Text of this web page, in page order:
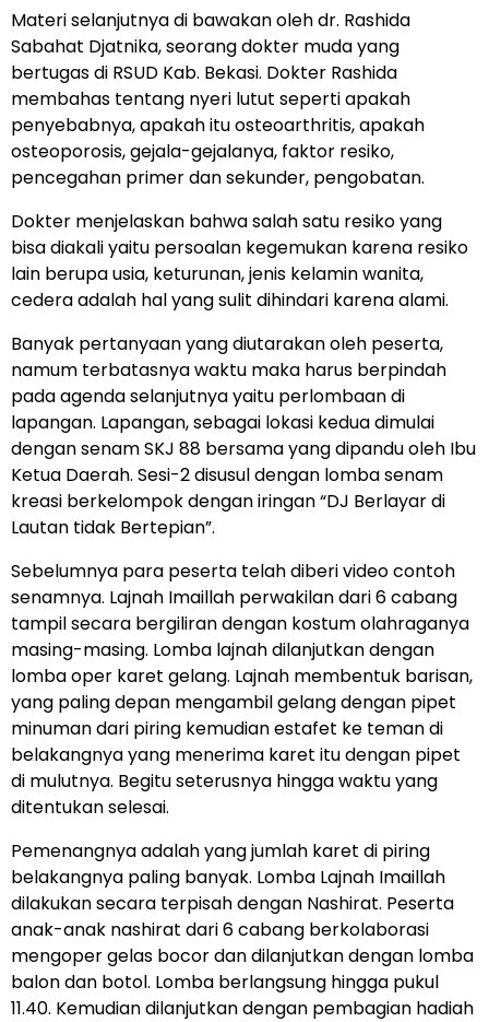
Materi selanjutnya di bawakan oleh dr. Rashida
Sabahat Djatnika, seorang dokter muda yang
bertugas di RSUD Kab. Bekasi. Dokter Rashida
membahas tentang nyeri lutut seperti apakah
penyebabnya, apakah itu osteoarthritis, apakah
osteoporosis, gejala-gejalanya, faktor resiko,
pencegahan primer dan sekunder, pengobatan.
Dokter menjelaskan bahwa salah satu resiko yang
bisa diakali yaitu persoalan kegemukan karena resiko
lain berupa usia, keturunan, jenis kelamin wanita,
cedera adalah hal yang sulit dihindari karena alami.
Banyak pertanyaan yang diutarakan oleh peserta,
namum terbatasnya waktu maka harus berpindah
pada agenda selanjutnya yaitu perlombaan di
lapangan. Lapangan, sebagai lokasi kedua dimulai
dengan senam SKJ 88 bersama yang dipandu oleh Ibu
Ketua Daerah. Sesi-2 disusul dengan lomba senam
kreasi berkelompok dengan iringan “DJ Berlayar di
Lautan tidak Bertepian”.
Sebelumnya para peserta telah diberi video contoh
senamnya. Lajnah Imaillah perwakilan dari 6 cabang
tampil secara bergiliran dengan kostum olahraganya
masing-masing. Lomba lajnah dilanjutkan dengan
lomba oper karet gelang. Lajnah membentuk barisan,
yang paling depan mengambil gelang dengan pipet
minuman dari piring kemudian estafet ke teman di
belakangnya yang menerima karet itu dengan pipet
di mulutnya. Begitu seterusnya hingga waktu yang
ditentukan selesai.
Pemenangnya adalah yang jumlah karet di piring
belakangnya paling banyak. Lomba Lajnah Imaillah
dilakukan secara terpisah dengan Nashirat. Peserta
anak-anak nashirat dari 6 cabang berkolaborasi
mengoper gelas bocor dan dilanjutkan dengan lomba
balon dan botol. Lomba berlangsung hingga pukul
11.40. Kemudian dilanjutkan dengan pembagian hadiah